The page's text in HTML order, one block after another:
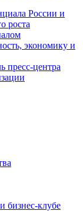
России и
роста
экономику и
пресс-центра
бизнес-клубе